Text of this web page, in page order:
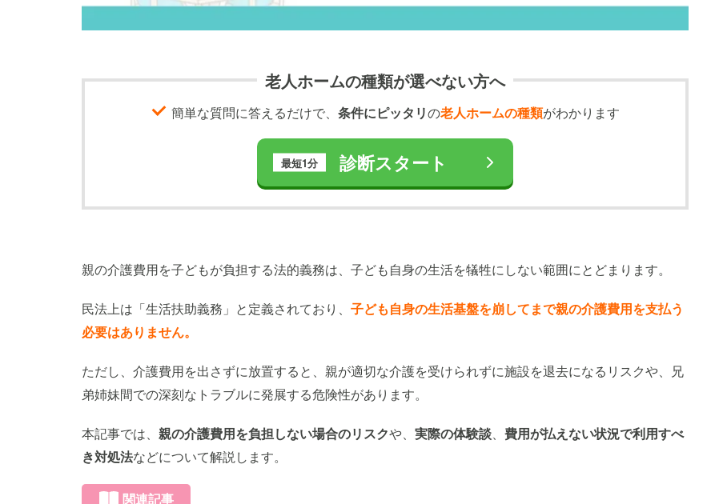
老人ホームの種類が選べない方へ
簡単な質問に答えるだけで、 条件にピッタリの老人ホームの種類がわかります
最短1分 診断スタート
親の介護費用を子どもが負担する法的義務は、子ども自身の生活を犠牲にしない範囲にとどまります。
民法上は「生活扶助義務」と定義されており、 子ども自身の生活基盤を崩してまで親の介護費用を支払う
必要はありません。
ただし、介護費用を出さずに放置すると、親が適切な介護を受けられずに施設を退去になるリスクや、兄
弟姉妹間での深刻なトラブルに発展する危険性があります。
本記事では、 親の介護費用を負担しない場合のリスクや、 実際の体験談、 費用が払えない状況で利用すべ
き対処法などについて解説します。
関連記事